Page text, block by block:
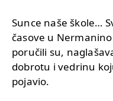
Sunce naše škole…
časove u
poručili su,
dobrotu i vedrinu
pojavio.